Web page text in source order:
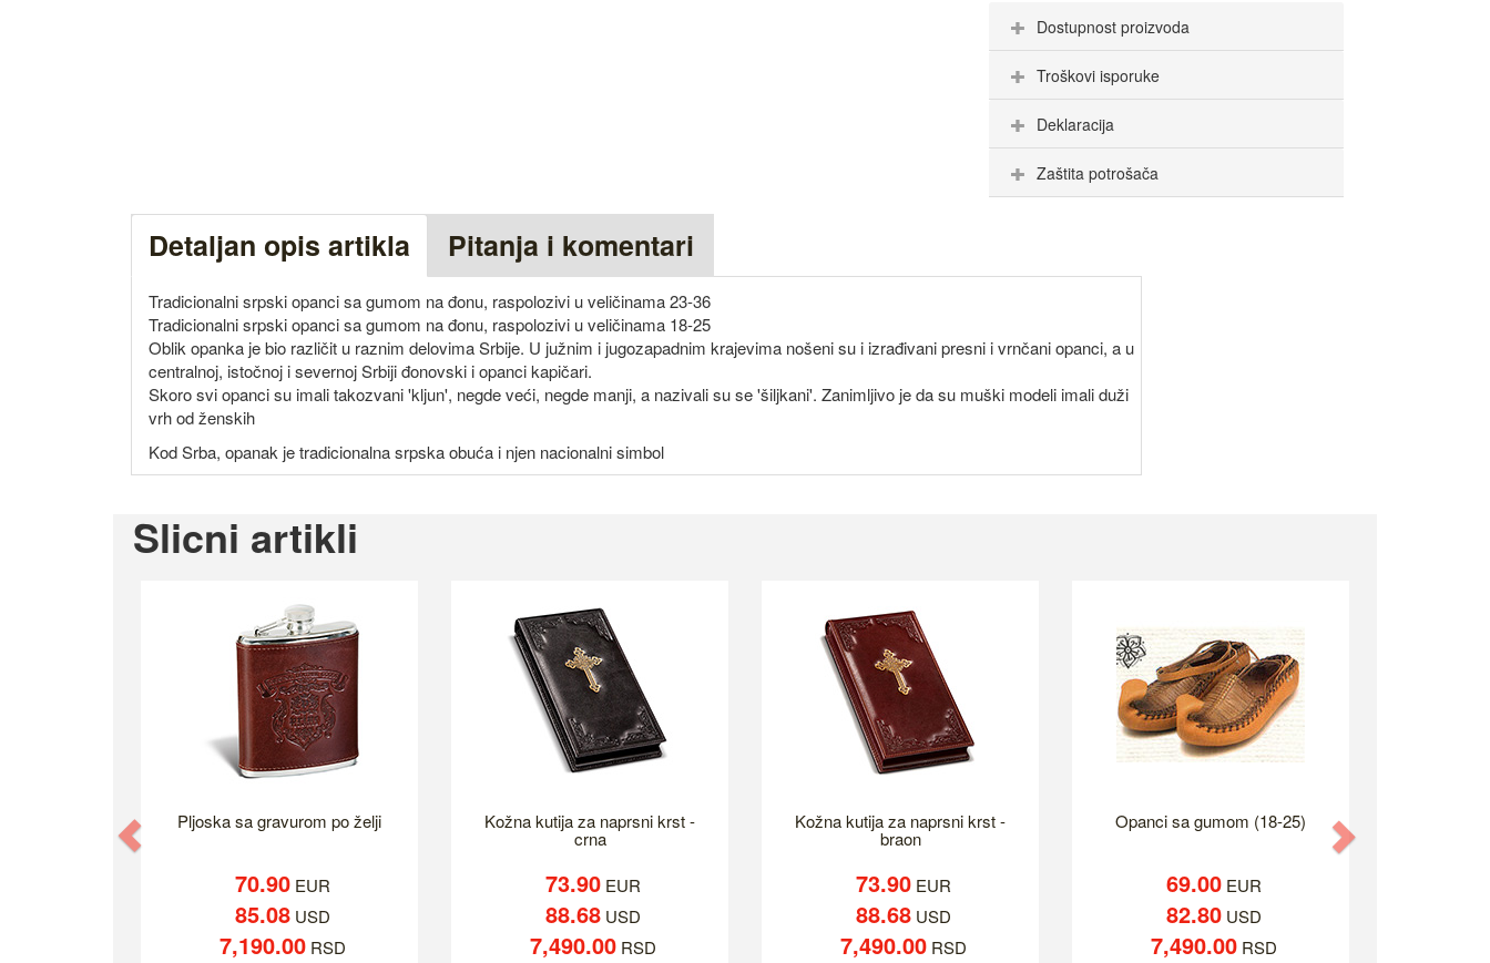
Dostupnost proizvoda
Troškovi isporuke
Deklaracija
Zaštita potrošača
Detaljan opis artikla Pitanja i komentari
Tradicionalni srpski opanci sa gumom na đonu, raspolozivi u veličinama 23-36
Tradicionalni srpski opanci sa gumom na đonu, raspolozivi u veličinama 18-25
Oblik opanka je bio različit u raznim delovima Srbije. U južnim i jugozapadnim krajevima nošeni su i izrađivani presni i vrnčani opanci, a u
centralnoj, istočnoj i severnoj Srbiji đonovski i opanci kapičari.
Skoro svi opanci su imali takozvani 'kljun', negde veći, negde manji, a nazivali su se 'šiljkani'. Zanimljivo je da su muški modeli imali duži
vrh od ženskih
Kod Srba, opanak je tradicionalna srpska obuća i njen nacionalni simbol
Slicni artikli
Pljoska sa gravurom po želji
70.90EUR
85.08USD
7,190.00RSD
Kožna kutija za naprsni krst -
crna
73.90EUR
88.68USD
7,490.00RSD
Kožna kutija za naprsni krst -
braon
73.90EUR
88.68USD
7,490.00RSD
Opanci sa gumom (18-25)
69.00EUR
82.80USD
7,490.00RSD
Previous